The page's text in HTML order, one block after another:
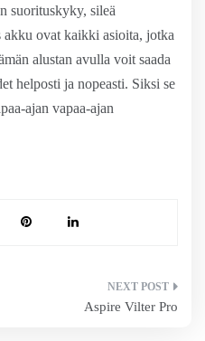
suorituskyky, sileä
akku ovat kaikki asioita, jotka
alustan avulla voit saada
helposti ja nopeasti. Siksi se
ajan vapaa-ajan
Aspire Vilter Pro